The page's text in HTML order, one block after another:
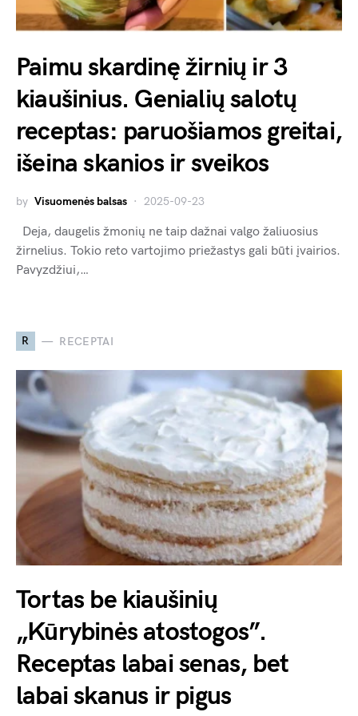
Paimu skardinę žirnių ir 3
kiaušinius. Genialių salotų
receptas: paruošiamos greitai,
išeina skanios ir sveikos
by Visuomenės balsas 2025-09-23
Deja, daugelis žmonių ne taip dažnai valgo žaliuosius
žirnelius. Tokio reto vartojimo priežastys gali būti įvairios.
Pavyzdžiui,…
R RECEPTAI
Tortas be kiaušinių
„Kūrybinės atostogos”.
Receptas labai senas, bet
labai skanus ir pigus